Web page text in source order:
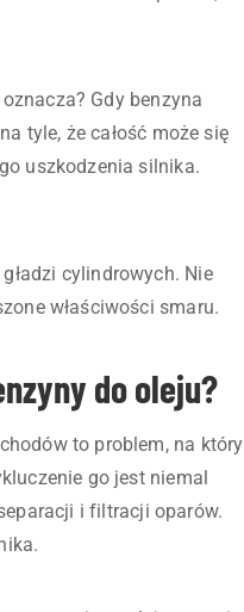
Gdy benzyna
tyle, że całość może się
uszkodzenia silnika.
cylindrowych. Nie
właściwości smaru.
do oleju?
to problem, na który
go jest niemal
i filtracji oparów.